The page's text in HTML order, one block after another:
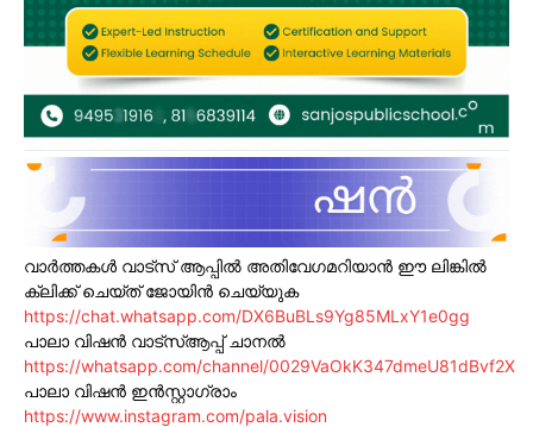
വാർത്തകൾ വാട്സ് ആപ്പിൽ അതിവേഗമറിയാൻ ഈ ലിങ്കിൽ
ക്ലിക്ക് ചെയ്ത് ജോയിൻ ചെയ്യുക
https://chat.whatsapp.com/DX6BuBLs9Yg85MLxY1e0gg
പാലാ വിഷൻ വാട്സ്ആപ്പ് ചാനൽ
https://whatsapp.com/channel/0029VaOkK347dmeU81dBvf2X
പാലാ വിഷൻ ഇൻസ്റ്റാഗ്രാം
https://www.instagram.com/pala.vision